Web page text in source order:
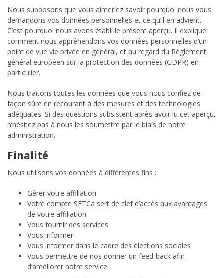
Nous supposons que vous aimeriez savoir pourquoi nous vous
demandons vos données personnelles et ce qu’il en advient.
C’est pourquoi nous avons établi le présent aperçu. Il explique
comment nous appréhendons vos données personnelles d’un
point de vue vie privée en général, et au regard du Règlement
général européen sur la protection des données (GDPR) en
particulier.
Nous traitons toutes les données que vous nous confiez de
façon sûre en recourant à des mesures et des technologies
adéquates. Si des questions subsistent après avoir lu cet aperçu,
n’hésitez pas à nous les soumettre par le biais de notre
administration.
Finalité
Nous utilisons vos données à différentes fins :
Gérer votre affiliation
Votre compte SETCa sert de clef d’accès aux avantages
de votre affiliation.
Vous fournir des services
Vous informer
Vous informer dans le cadre des élections sociales
Vous permettre de nos donner un feed-back afin
d’améliorer notre service